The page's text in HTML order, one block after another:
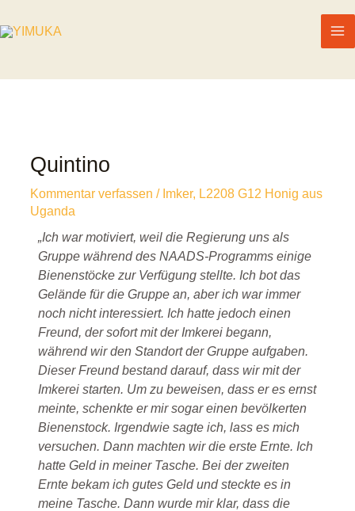
Quintino
Kommentar verfassen / Imker, L2208 G12 Honig aus
Uganda
„Ich war motiviert, weil die Regierung uns als
Gruppe während des NAADS-Programms einige
Bienenstöcke zur Verfügung stellte. Ich bot das
Gelände für die Gruppe an, aber ich war immer
noch nicht interessiert. Ich hatte jedoch einen
Freund, der sofort mit der Imkerei begann,
während wir den Standort der Gruppe aufgaben.
Dieser Freund bestand darauf, dass wir mit der
Imkerei starten. Um zu beweisen, dass er es ernst
meinte, schenkte er mir sogar einen bevölkerten
Bienenstock. Irgendwie sagte ich, lass es mich
versuchen. Dann machten wir die erste Ernte. Ich
hatte Geld in meiner Tasche. Bei der zweiten
Ernte bekam ich gutes Geld und steckte es in
meine Tasche. Dann wurde mir klar, dass die